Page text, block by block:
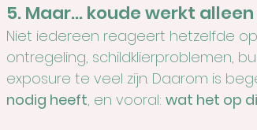
5. Maar… koude werkt
Niet iedereen reageert hetzelfde
ontregeling, schildklierproblemen,
exposure te veel zijn. Daarom is
nodig heeft, en vooral: wat het op